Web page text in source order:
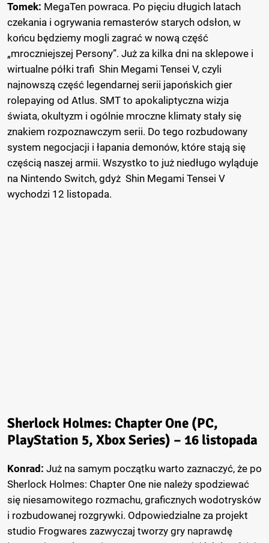
Tomek: MegaTen powraca. Po pięciu długich latach
czekania i ogrywania remasterów starych odsłon, w
końcu będziemy mogli zagrać w nową część
„mroczniejszej Persony”. Już za kilka dni na sklepowe i
wirtualne półki trafi Shin Megami Tensei V, czyli
najnowszą część legendarnej serii japońskich gier
rolepaying od Atlus. SMT to apokaliptyczna wizja
świata, okultyzm i ogólnie mroczne klimaty stały się
znakiem rozpoznawczym serii. Do tego rozbudowany
system negocjacji i łapania demonów, które stają się
częścią naszej armii. Wszystko to już niedługo wyląduje
na Nintendo Switch, gdyż Shin Megami Tensei V
wychodzi 12 listopada.
Sherlock Holmes: Chapter One (PC,
PlayStation 5, Xbox Series) – 16 listopada
Konrad: Już na samym początku warto zaznaczyć, że po
Sherlock Holmes: Chapter One nie należy spodziewać
się niesamowitego rozmachu, graficznych wodotrysków
i rozbudowanej rozgrywki. Odpowiedzialne za projekt
studio Frogwares zazwyczaj tworzy gry naprawdę